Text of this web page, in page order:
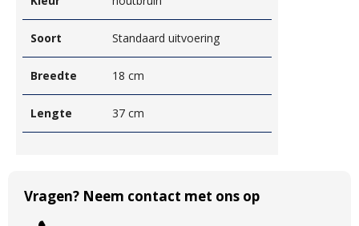
Soort Standaard uitvoering
Breedte 18 cm
Lengte 37 cm
Vragen? Neem contact met ons op